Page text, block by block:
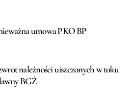
umowa PKO BP
należności uiszczonych w toku
BGŻ